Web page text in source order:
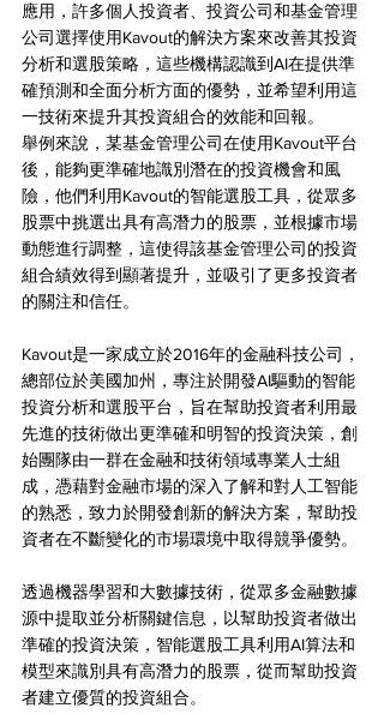
應用，許多個人投資者、投資公司和基金管理
公司選擇使用Kavout的解決方案來改善其投資
分析和選股策略，這些機構認識到AI在提供準
確預測和全面分析方面的優勢，並希望利用這
一技術來提升其投資組合的效能和回報。
舉例來說，某基金管理公司在使用Kavout平台
後，能夠更準確地識別潛在的投資機會和風
險，他們利用Kavout的智能選股工具，從眾多
股票中挑選出具有高潛力的股票，並根據市場
動態進行調整，這使得該基金管理公司的投資
組合績效得到顯著提升，並吸引了更多投資者
的關注和信任。
Kavout是一家成立於2016年的金融科技公司，
總部位於美國加州，專注於開發AI驅動的智能
投資分析和選股平台，旨在幫助投資者利用最
先進的技術做出更準確和明智的投資決策，創
始團隊由一群在金融和技術領域專業人士組
成，憑藉對金融市場的深入了解和對人工智能
的熟悉，致力於開發創新的解決方案，幫助投
資者在不斷變化的市場環境中取得競爭優勢。
透過機器學習和大數據技術，從眾多金融數據
源中提取並分析關鍵信息，以幫助投資者做出
準確的投資決策，智能選股工具利用AI算法和
模型來識別具有高潛力的股票，從而幫助投資
者建立優質的投資組合。